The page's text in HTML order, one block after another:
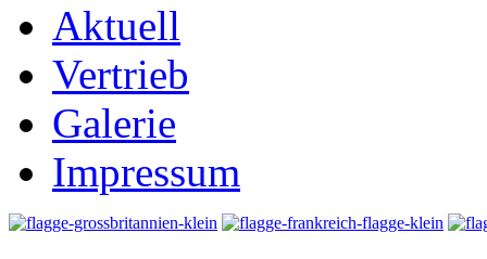
Aktuell
Vertrieb
Galerie
Impressum